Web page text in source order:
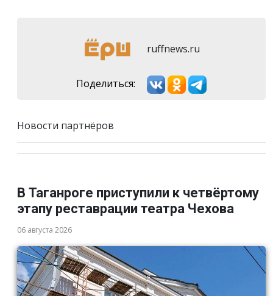
ruffnews.ru
Поделиться:
Новости партнёров
В Таганроге приступили к четвёртому
этапу реставрации театра Чехова
06 августа 2026